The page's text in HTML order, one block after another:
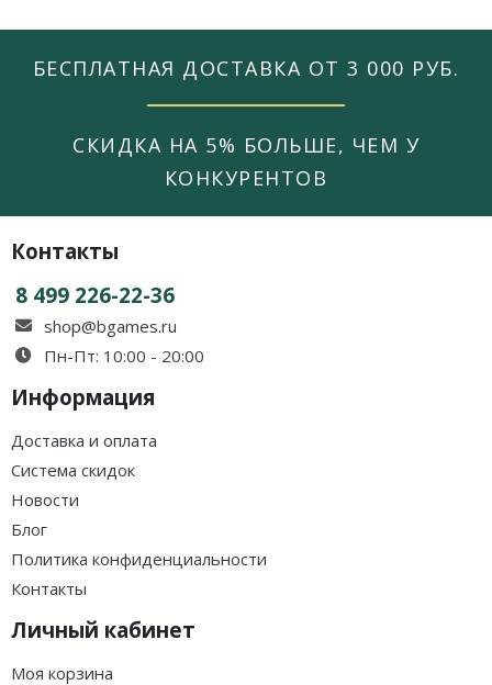
БЕСПЛАТНАЯ ДОСТАВКА ОТ 3 000 РУБ.
СКИДКА НА 5% БОЛЬШЕ, ЧЕМ У
КОНКУРЕНТОВ
Контакты
8 499 226-22-36
shop@bgames.ru
Пн-Пт: 10:00 - 20:00
Информация
Доставка и оплата
Система скидок
Новости
Блог
Политика конфиденциальности
Контакты
Личный кабинет
Моя корзина